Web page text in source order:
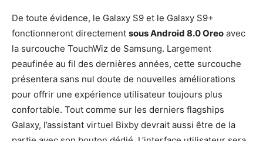
De toute évidence, le Galaxy S9 et le Galaxy S9+
fonctionneront directement sous Android 8.0 Oreo avec
la surcouche TouchWiz de Samsung. Largement
peaufinée au fil des dernières années, cette surcouche
présentera sans nul doute de nouvelles améliorations
pour offrir une expérience utilisateur toujours plus
confortable. Tout comme sur les derniers flagships
Galaxy, l’assistant virtuel Bixby devrait aussi être de la